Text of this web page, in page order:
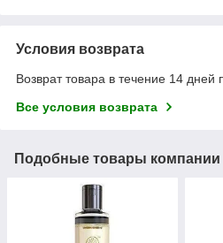
Условия возврата
Возврат товара в течение 14 дней
Все условия возврата
Подобные товары компании